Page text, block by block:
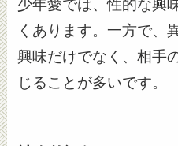
少年愛では、性的な興
くあります。一方で、
興味だけでなく、相手
じることが多いです。